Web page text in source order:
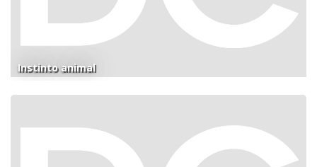
Instinto animal